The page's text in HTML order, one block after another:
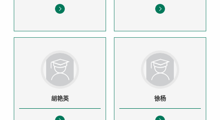
胡艳英 徐杨